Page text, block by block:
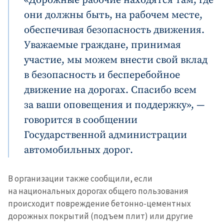
они должны быть, на рабочем месте,
обеспечивая безопасность движения.
Уважаемые граждане, принимая
участие, мы можем внести свой вклад
в безопасность и бесперебойное
движение на дорогах. Спасибо всем
за ваши оповещения и поддержку», —
говорится в сообщении
Государственной администрации
автомобильных дорог.
В организации также сообщили, если
на национальных дорогах общего пользования
происходит повреждение бетонно-цементных
дорожных покрытий (подъем плит) или другие